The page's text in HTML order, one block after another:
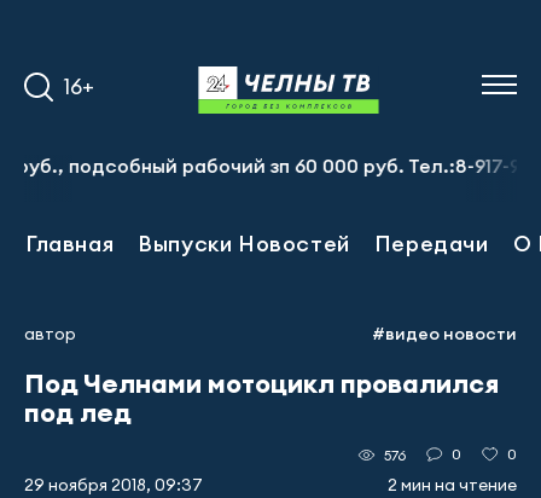
16+
рабочий зп 60 000 руб. Тел.:8-917-913-20-71
Главная Выпуски Новостей Передачи О
автор #видео новости
Под Челнами мотоцикл провалился
под лед
29 ноября 2018, 09:37
576 0 0
2 мин на чтение